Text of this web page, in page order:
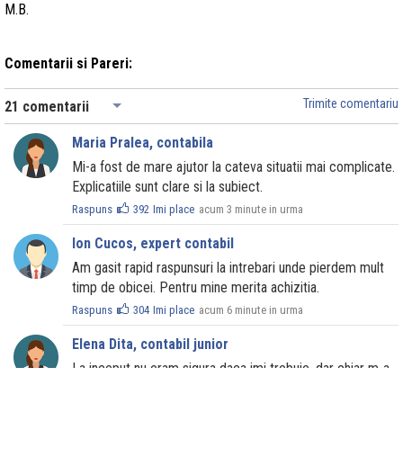
M.B.
Comentarii si Pareri:
21 comentarii Trimite comentariu
Maria Pralea, contabila
Mi-a fost de mare ajutor la cateva situatii mai complicate.
Explicatiile sunt clare si la subiect.
Raspuns 392 Imi place acum 3 minute in urma
Ion Cucos, expert contabil
Am gasit rapid raspunsuri la intrebari unde pierdem mult
timp de obicei. Pentru mine merita achizitia.
Raspuns 304 Imi place acum 6 minute in urma
Elena Dita, contabil junior
La inceput nu eram sigura daca imi trebuie, dar chiar m-a